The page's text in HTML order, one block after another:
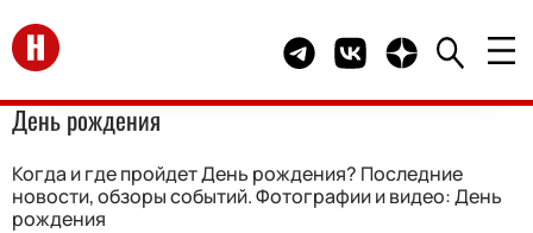
Перейти на главную Telegram канал HELLO
Группа HELLO
Канал HELLO в
День рождения
Когда и где пройдет День рождения? Последние
новости, обзоры событий. Фотографии и видео: День
рождения